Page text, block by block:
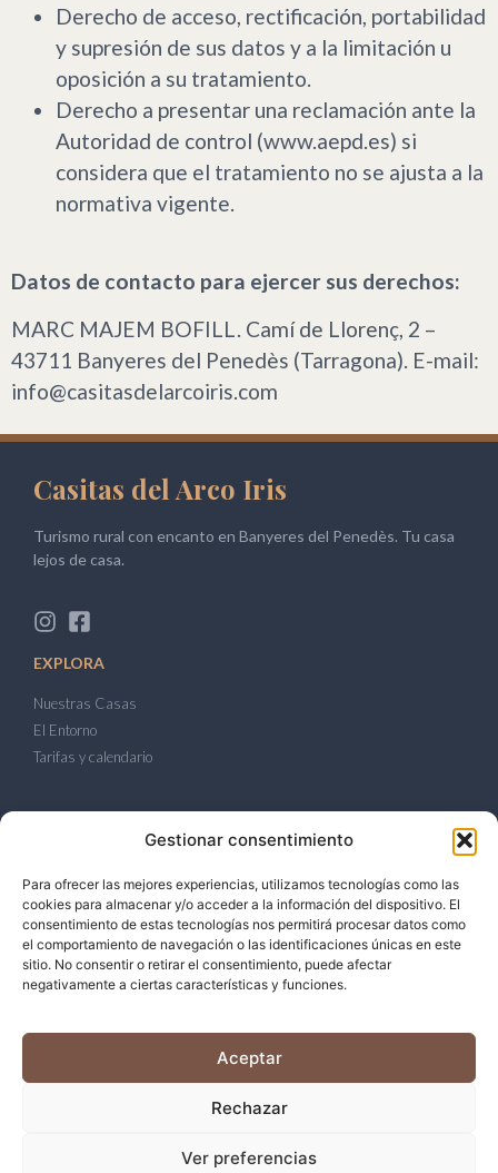
Gestionar consentimiento
Para ofrecer las mejores experiencias, utilizamos tecnologías como las
cookies para almacenar y/o acceder a la información del dispositivo. El
consentimiento de estas tecnologías nos permitirá procesar datos como
el comportamiento de navegación o las identificaciones únicas en este
sitio. No consentir o retirar el consentimiento, puede afectar
negativamente a ciertas características y funciones.
Aceptar
Rechazar
Ver preferencias
Derecho de acceso, rectificación, portabilidad
y supresión de sus datos y a la limitación u
oposición a su tratamiento.
Derecho a presentar una reclamación ante la
Autoridad de control (www.aepd.es) si
considera que el tratamiento no se ajusta a la
normativa vigente.
Datos de contacto para ejercer sus derechos:
MARC MAJEM BOFILL. Camí de Llorenç, 2 –
43711 Banyeres del Penedès (Tarragona). E-mail:
info@casitasdelarcoiris.com
Casitas del Arco Iris
Turismo rural con encanto en Banyeres del Penedès. Tu casa
lejos de casa.
EXPLORA
Nuestras Casas
El Entorno
Tarifas y calendario
Política de Cookies
Aviso Legal
CONTACTO